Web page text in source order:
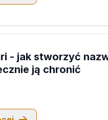
- jak stworzyć
ją chronić